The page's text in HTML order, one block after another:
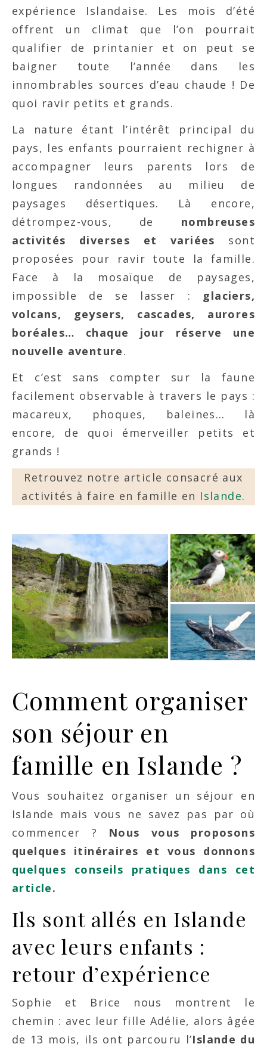
expérience Islandaise. Les mois d’été
offrent un climat que l’on pourrait
qualifier de printanier et on peut se
baigner toute l’année dans les
innombrables sources d’eau chaude ! De
quoi ravir petits et grands.
La nature étant l’intérêt principal du
pays, les enfants pourraient rechigner à
accompagner leurs parents lors de
longues randonnées au milieu de
paysages désertiques. Là encore,
détrompez-vous, de nombreuses
activités diverses et variées sont
proposées pour ravir toute la famille.
Face à la mosaïque de paysages,
impossible de se lasser : glaciers,
volcans, geysers, cascades, aurores
boréales… chaque jour réserve une
nouvelle aventure.
Et c’est sans compter sur la faune
facilement observable à travers le pays :
macareux, phoques, baleines… là
encore, de quoi émerveiller petits et
grands !
Retrouvez notre article consacré aux
activités à faire en famille en Islande.
Comment organiser
son séjour en
famille en Islande ?
Vous souhaitez organiser un séjour en
Islande mais vous ne savez pas par où
commencer ? Nous vous proposons
quelques itinéraires et vous donnons
quelques conseils pratiques dans cet
article.
Ils sont allés en Islande
avec leurs enfants :
retour d’expérience
Sophie et Brice nous montrent le
chemin : avec leur fille Adélie, alors âgée
de 13 mois, ils ont parcouru l’Islande du